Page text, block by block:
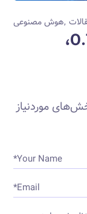
Email*
نظر خود را بنویسید .